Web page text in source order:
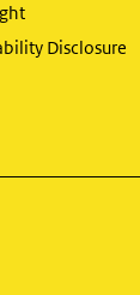
Disclosure